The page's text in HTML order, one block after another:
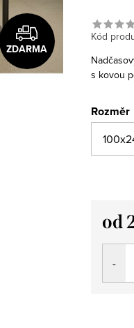
ZDARMA
Kód
s kovou
Rozměr
od
Měrná